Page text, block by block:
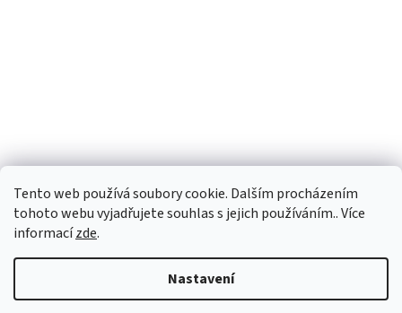
Tento web používá soubory cookie. Dalším procházením
tohoto webu vyjadřujete souhlas s jejich používáním.. Více
informacízde.
Nastavení